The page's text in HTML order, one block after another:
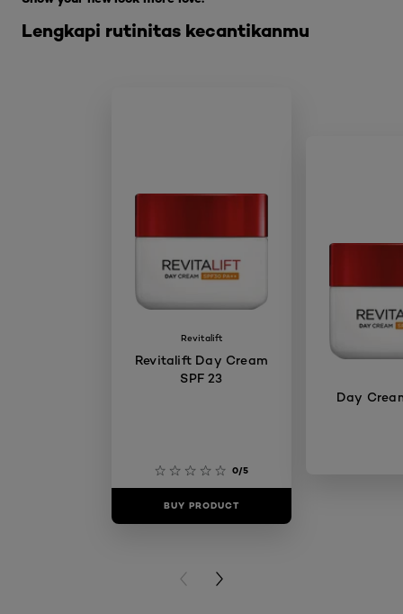
Lengkapi rutinitas kecantikanmu
Revitalift
Revitalift Day Cream
SPF 23
0/5
BUY PRODUCT
Day
PREVIOUS CARD
NEXT CARD